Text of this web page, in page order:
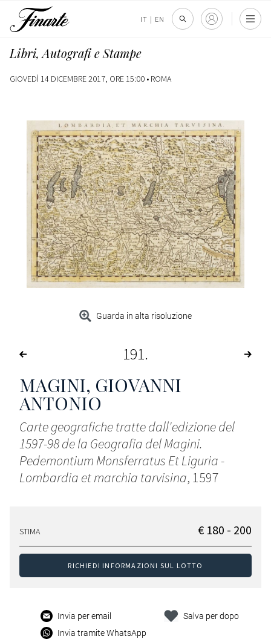
IT | EN
Libri, Autografi e Stampe
GIOVEDÌ 14 DICEMBRE 2017, ORE 15:00 • ROMA
Guarda in alta risoluzione
191
MAGINI, GIOVANNI
ANTONIO
Carte geografiche tratte dall'edizione del
1597-98 de la Geografia del Magini.
Pedemontium Monsferratus Et Liguria -
Lombardia et marchia tarvisina, 1597
STIMA € 180 - 200
RICHIEDI INFORMAZIONI SUL LOTTO
Invia per email
Invia tramite WhatsApp
Salva per dopo